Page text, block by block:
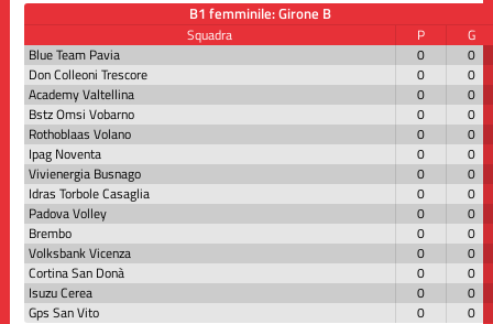
B1 femminile: Girone B
Squadra P
G
Blue Team Pavia
0
0
Don Colleoni Trescore
0
0
Academy Valtellina
0
0
Bstz Omsi Vobarno
0
0
Rothoblaas Volano
0
0
Ipag Noventa
0
0
Vivienergia Busnago
0
0
Idras Torbole Casaglia
0
0
Padova Volley
0
0
Brembo
0
0
Volksbank Vicenza
0
0
Cortina San Donà
0
0
Isuzu Cerea
0
0
Gps San Vito
0 0